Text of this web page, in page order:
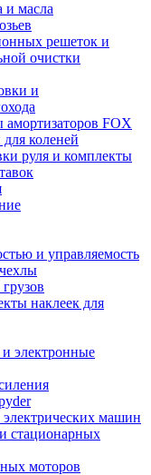
и масла
решеток и
очистки
и
FOX
коленей
руля и комплекты
и управляемость
наклеек для
электронные
машин
стационарных
моторов